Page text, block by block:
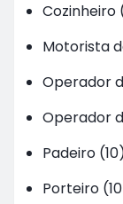
Cozinheiro
Motorista
Operador
Operador
Padeiro
Porteiro